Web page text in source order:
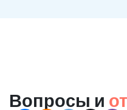
Вопросы и